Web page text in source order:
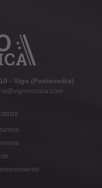
- Vigo (Pontevedra)